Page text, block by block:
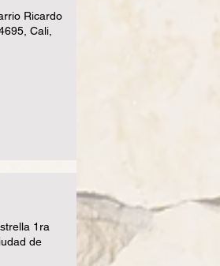
Ricardo
Cali,
1ra
de